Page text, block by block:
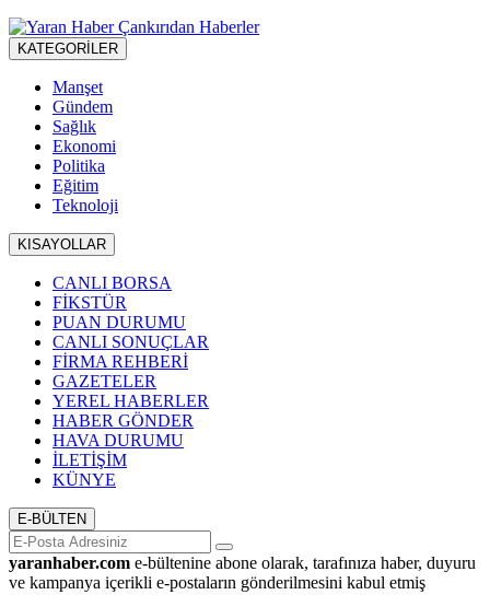
KATEGORİLER
Manşet
Gündem
Sağlık
Ekonomi
Politika
Eğitim
Teknoloji
KISAYOLLAR
CANLI BORSA
FİKSTÜR
PUAN DURUMU
CANLI SONUÇLAR
FİRMA REHBERİ
GAZETELER
YEREL HABERLER
HABER GÖNDER
HAVA DURUMU
İLETİŞİM
KÜNYE
E-BÜLTEN
yaranhaber.com e-bültenine abone olarak, tarafınıza haber, duyuru
ve kampanya içerikli e-postaların gönderilmesini kabul etmiş